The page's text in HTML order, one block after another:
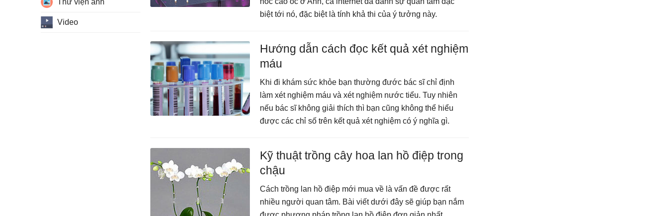
biệt tới nó, đặc biệt là tính khả thi của ý tưởng này.
Hướng dẫn cách đọc kết quả xét nghiệm
máu
Khi đi khám sức khỏe bạn thường đước bác sĩ chỉ định
làm xét nghiệm máu và xét nghiệm nước tiểu. Tuy nhiên
nếu bác sĩ không giải thích thì bạn cũng không thể hiểu
được các chỉ số trên kết quả xét nghiệm có ý nghĩa gì.
Kỹ thuật trồng cây hoa lan hồ điệp trong
chậu
Cách trồng lan hồ điệp mới mua về là vấn đề được rất
nhiều người quan tâm. Bài viết dưới đây sẽ giúp bạn nắm
Thư viện ảnh
Video